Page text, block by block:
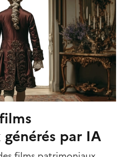
par IA